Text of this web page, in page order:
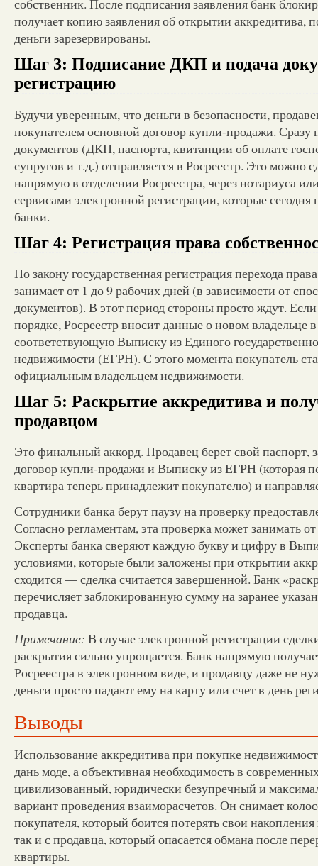
собственник. После подписания заявления банк
получает копию заявления об открытии аккредитива,
деньги зарезервированы.
Шаг 3: Подписание ДКП и подача
регистрацию
Будучи уверенным, что деньги в безопасности,
покупателем основной договор купли-продажи. Сразу
документов (ДКП, паспорта, квитанции об оплате
супругов и т.д.) отправляется в Росреестр. Это можно
напрямую в отделении Росреестра, через нотариуса
сервисами электронной регистрации, которые сегодня
банки.
Шаг 4: Регистрация права
По закону государственная регистрация перехода
занимает от 1 до 9 рабочих дней (в зависимости от
документов). В этот период стороны просто ждут.
порядке, Росреестр вносит данные о новом владельце
соответствующую Выписку из Единого
недвижимости (ЕГРН). С этого момента покупатель
официальным владельцем недвижимости.
Шаг 5: Раскрытие аккредитива и
продавцом
Это финальный аккорд. Продавец берет свой паспорт,
договор купли-продажи и Выписку из ЕГРН (которая
квартира теперь принадлежит покупателю) и
Сотрудники банка берут паузу на проверку
Согласно регламентам, эта проверка может занимать
Эксперты банка сверяют каждую букву и цифру в
условиями, которые были заложены при открытии
сходится — сделка считается завершенной. Банк
перечисляет заблокированную сумму на заранее
продавца.
Примечание: В случае электронной регистрации
раскрытия сильно упрощается. Банк напрямую
Росреестра в электронном виде, и продавцу даже не
деньги просто падают ему на карту или счет в день
Выводы
Использование аккредитива при покупке
дань моде, а объективная необходимость в
цивилизованный, юридически безупречный и
вариант проведения взаиморасчетов. Он снимает
покупателя, который боится потерять свои
так и с продавца, который опасается обмана после
квартиры.